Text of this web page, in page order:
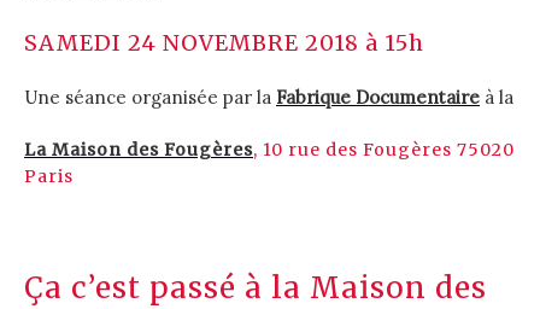
SAMEDI 24 NOVEMBRE 2018 à 15h
Une séance organisée par la Fabrique Documentaire à la
La Maison des Fougères, 10 rue des Fougères 75020
Paris
Ça c’est passé à la Maison des